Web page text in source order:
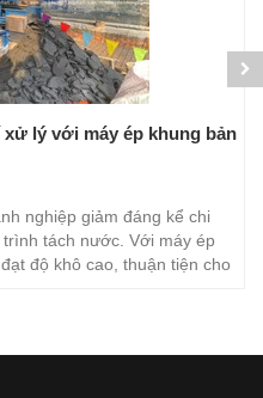
lý với máy ép khung bản
nghiệp giảm đáng kể chi
tách nước. Với máy ép
độ khô cao, thuận tiện cho